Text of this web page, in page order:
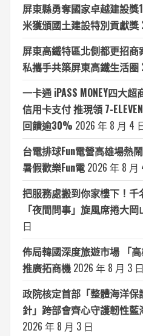
屏東縣勇奪國家卓越建設獎
米獲頒國土建設特別貢獻獎
屏東高鐵特區北側都更招
私攜手共築屏東高鐵生活圈
一卡通 iPASS MONEY四大
信用卡支付 推現領 7-
回饋逾30% 2026 年 8 月 4
台電排球Fun電營高雄場熱
暑假歡樂Fun電 2026 年 8 月
把服務處搬到你家樓下！千
「夜間問事」旋風席捲大岡
日
佈局韓國深度旅遊市場 「
推廣拓商機 2026 年 8 月 3 日
政院核定首部「整體海洋保
針」跨部會齊心守護韌性
2026 年 8 月 3 日